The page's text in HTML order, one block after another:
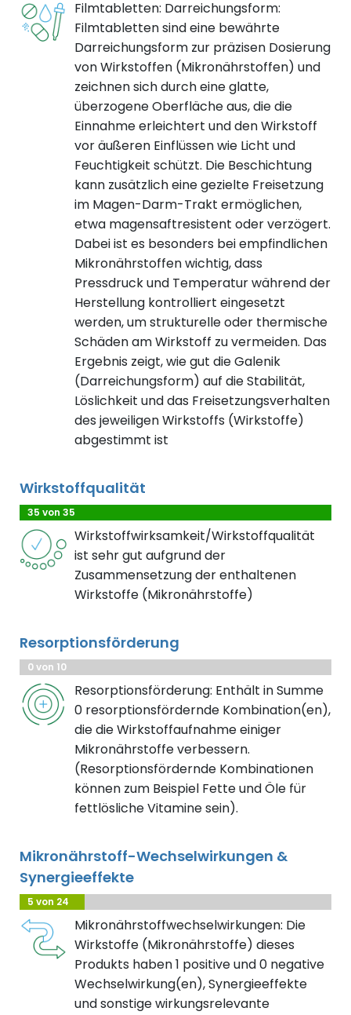
Filmtabletten: Darreichungsform:
Filmtabletten sind eine bewährte
Darreichungsform zur präzisen Dosierung
von Wirkstoffen (Mikronährstoffen) und
zeichnen sich durch eine glatte,
überzogene Oberfläche aus, die die
Einnahme erleichtert und den Wirkstoff
vor äußeren Einflüssen wie Licht und
Feuchtigkeit schützt. Die Beschichtung
kann zusätzlich eine gezielte Freisetzung
im Magen-Darm-Trakt ermöglichen,
etwa magensaftresistent oder verzögert.
Dabei ist es besonders bei empfindlichen
Mikronährstoffen wichtig, dass
Pressdruck und Temperatur während der
Herstellung kontrolliert eingesetzt
werden, um strukturelle oder thermische
Schäden am Wirkstoff zu vermeiden. Das
Ergebnis zeigt, wie gut die Galenik
(Darreichungsform) auf die Stabilität,
Löslichkeit und das Freisetzungsverhalten
des jeweiligen Wirkstoffs (Wirkstoffe)
abgestimmt ist
Wirkstoffqualität
35 von 35
Wirkstoffwirksamkeit/Wirkstoffqualität
ist sehr gut aufgrund der
Zusammensetzung der enthaltenen
Wirkstoffe (Mikronährstoffe)
Resorptionsförderung
0 von 10
Resorptionsförderung: Enthält in Summe
0 resorptionsfördernde Kombination(en),
die die Wirkstoffaufnahme einiger
Mikronährstoffe verbessern.
(Resorptionsfördernde Kombinationen
können zum Beispiel Fette und Öle für
fettlösliche Vitamine sein).
Mikronährstoff-Wechselwirkungen &
Synergieeffekte
5 von 24
Mikronährstoffwechselwirkungen: Die
Wirkstoffe (Mikronährstoffe) dieses
Produkts haben 1 positive und 0 negative
Wechselwirkung(en), Synergieeffekte
und sonstige wirkungsrelevante